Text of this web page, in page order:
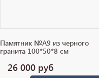
Памятник №А9 из черного
гранита 100*50*8 см
26 000 руб